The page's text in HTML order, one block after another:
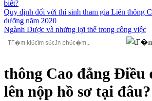
biết?
Quy định đối với thí sinh tham gia Liên thông
dưỡng năm 2020
Ngành Dược và những lợi thế trong công việc
thông Cao đẳng Điều
lên nộp hồ sơ tại đâu?